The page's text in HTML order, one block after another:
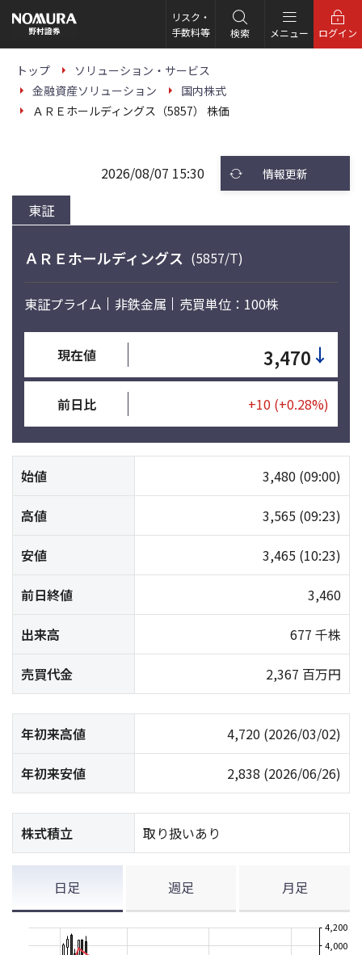
の
ー
リスク・
手数料等
検索 メニュー ログイン
トップ
ソリューション・サービス
金融資産ソリューション
国内株式
ＡＲＥホールディングス（5857） 株価
東証
2026/08/07 15:30 情報更新
ＡＲＥホールディングス (5857/T)
東証プライム 非鉄金属 売買単位：100株
現在値 3,470 ↓
前日比 +10 (+0.28%)
始値 3,480 (09:00)
高値 3,565 (09:23)
安値 3,465 (10:23)
前日終値 3,460
出来高 677 千株
売買代金 2,367 百万円
年初来高値 4,720 (2026/03/02)
年初来安値 2,838 (2026/06/26)
株式積立 取り扱いあり
日足 週足 月足
4,000
4,200